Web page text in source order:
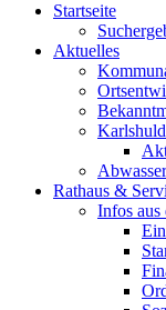
Startseite
Aktuelles
Rathaus &
Infos aus